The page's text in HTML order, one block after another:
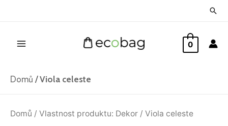
0
Domů /Viola celeste
Domů / Vlastnost produktu: Dekor / Viola celeste